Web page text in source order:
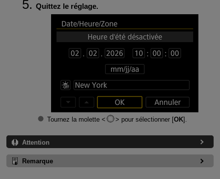
Quittez le réglage.
Tournez la molette pour sélectionner [OK].
Attention
Remarque